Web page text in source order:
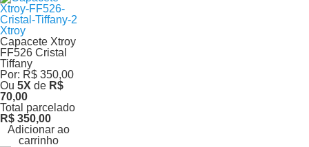
Xtroy
Capacete Xtroy
FF526 Cristal
Tiffany
Por: R$ 350,00
Ou 5X de R$
70,00
Total parcelado
R$ 350,00
Adicionar ao
carrinho